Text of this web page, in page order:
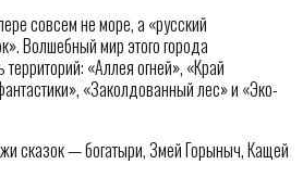
совсем не море, а «русский
Волшебный мир этого города
«Аллея огней», «Край
«Заколдованный лес» и «Эко-
сказок — богатыри, Змей Горыныч, Кащей